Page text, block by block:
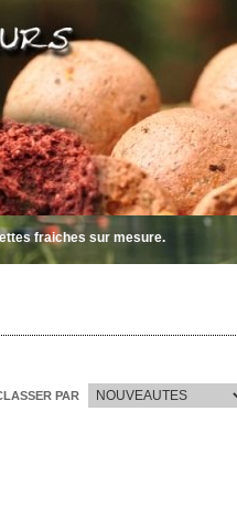
sur mesure.
PAR